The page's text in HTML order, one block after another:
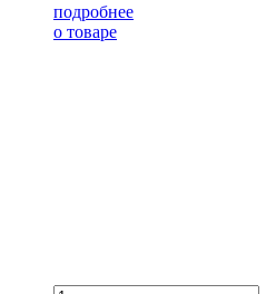
подробнее
о товаре